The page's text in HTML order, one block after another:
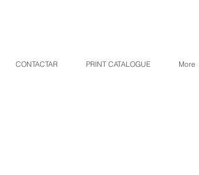
CONTACTAR PRINT CATALOGUE More